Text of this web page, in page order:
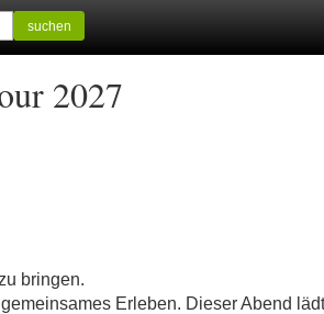
suchen
2027
bringen.
Erleben. Dieser Abend